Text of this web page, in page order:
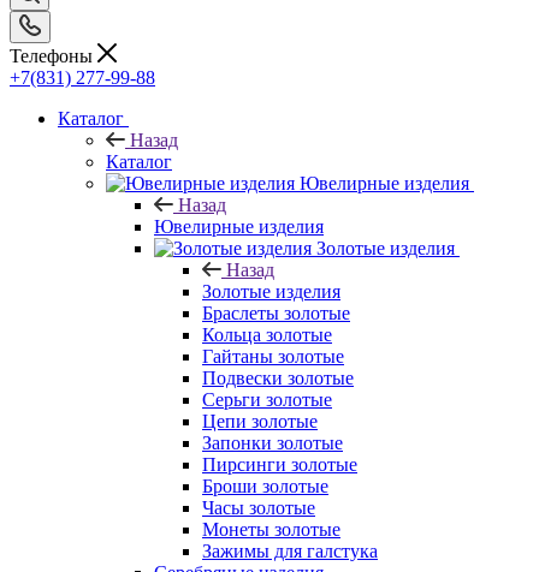
Телефоны
+7(831) 277-99-88
Каталог
Назад
Каталог
Ювелирные изделия
Назад
Ювелирные изделия
Золотые изделия
Назад
Золотые изделия
Браслеты золотые
Кольца золотые
Гайтаны золотые
Подвески золотые
Серьги золотые
Цепи золотые
Запонки золотые
Пирсинги золотые
Броши золотые
Часы золотые
Монеты золотые
Зажимы для галстука